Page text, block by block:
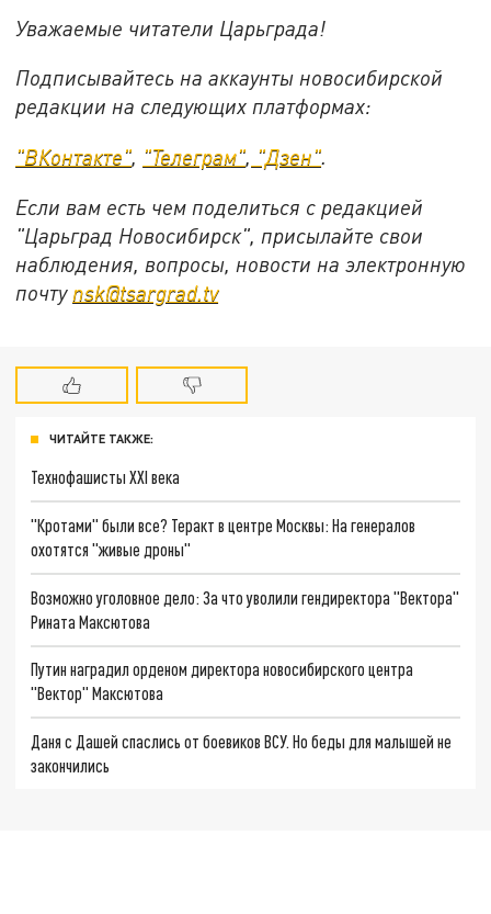
Уважаемые читатели Царьграда!
Подписывайтесь на аккаунты новосибирской
редакции на следующих платформах:
"ВКонтакте", "Телеграм", "Дзен".
Если вам есть чем поделиться с редакцией
"Царьград Новосибирск", присылайте свои
наблюдения, вопросы, новости на электронную
почту nsk@tsargrad.tv
ЧИТАЙТЕ ТАКЖЕ:
Технофашисты XXI века
"Кротами" были все? Теракт в центре Москвы: На генералов
охотятся "живые дроны"
Возможно уголовное дело: За что уволили гендиректора "Вектора"
Рината Максютова
Путин наградил орденом директора новосибирского центра
"Вектор" Максютова
Даня с Дашей спаслись от боевиков ВСУ. Но беды для малышей не
закончились